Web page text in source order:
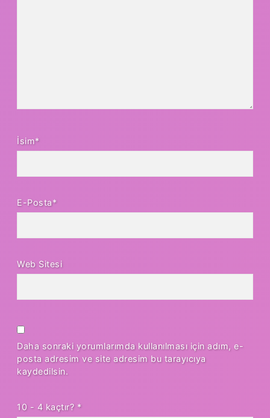
İsim*
E-Posta*
Web Sitesi
Daha sonraki yorumlarımda kullanılması için adım, e-
posta adresim ve site adresim bu tarayıcıya
kaydedilsin.
10 - 4 kaçtır? *